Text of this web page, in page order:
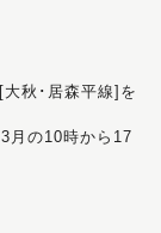
秋･居森平線]を
月の10時から17